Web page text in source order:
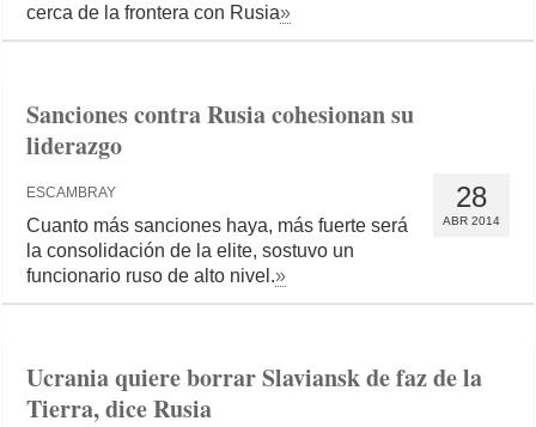
cerca de la frontera con Rusia»
Sanciones contra Rusia cohesionan su
liderazgo
28
ABR 2014
ESCAMBRAY
Cuanto más sanciones haya, más fuerte será
la consolidación de la elite, sostuvo un
funcionario ruso de alto nivel.»
Ucrania quiere borrar Slaviansk de faz de la
Tierra, dice Rusia